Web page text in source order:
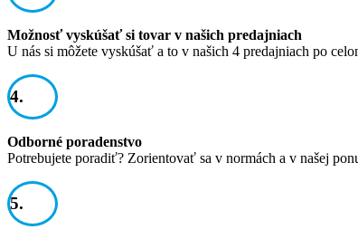
Možnosť vyskúšať si tovar v našich predajniach
U nás si môžete vyskúšať a to v našich 4 predajniach po
4.
Odborné poradenstvo
Potrebujete poradiť? Zorientovať sa v normách a v našej
5.